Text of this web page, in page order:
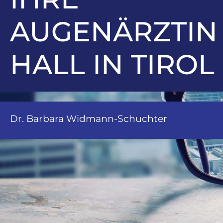
HALL IN TIROL
Dr. Barbara Widmann-Schuchter